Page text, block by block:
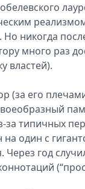
никогда
много раз
властей).
(за его
за типичных
один с
Через год